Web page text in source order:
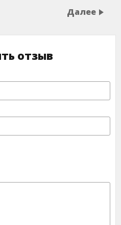
Далее
отзыв